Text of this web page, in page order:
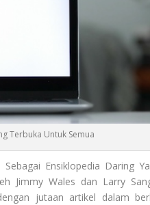
Terbuka Untuk Semua
Ensiklopedia Daring
Jimmy Wales dan Larry
jutaan artikel dalam